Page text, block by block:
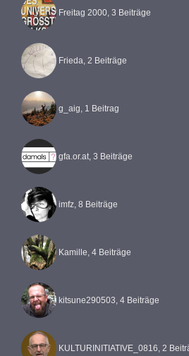
Freitag 2000, 3 Beiträge
Frieda, 2 Beiträge
g_aig, 1 Beitrag
gfa.or.at, 3 Beiträge
imfz, 8 Beiträge
Kamille, 4 Beiträge
kitsune290503, 4 Beiträge
KULTURINITIATIVE_0816, 2